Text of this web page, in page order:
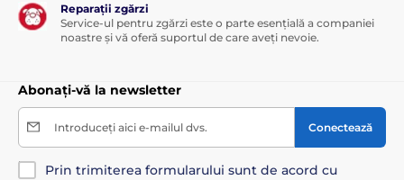
Reparații zgărzi
Service-ul pentru zgărzi este o parte esențială a companiei
noastre și vă oferă suportul de care aveți nevoie.
Abonați-vă la newsletter
Introduceți aici e-mailul dvs. Conectează
Prin trimiterea formularului sunt de acord cu